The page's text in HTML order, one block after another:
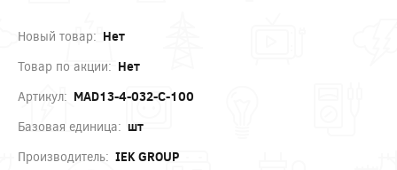
Новый товар: Нет
Товар по акции: Нет
Артикул: MAD13-4-032-C-100
Базовая единица: шт
Производитель: IEK GROUP